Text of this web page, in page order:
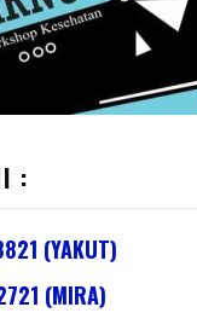
:
(YAKUT)
(MIRA)